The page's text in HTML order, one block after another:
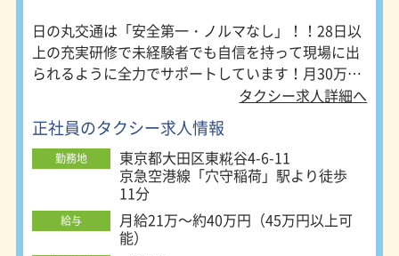
橋営業所／板橋区 ※国際自動車株式
会社（T2） 都営三田線「志村三丁目
駅」より徒歩5分 無料シャトルバス運
行有 5）吉祥寺営業所／武蔵野市 ※国
際自動車株式会社（T2） JR各線、京
王井の頭線「吉祥寺駅」より徒歩5分
6）三鷹営業所／三鷹市 ※国際自動車
りバス10分 無料シャトルバス運行有
7）世田谷営業所／世田谷区 ※国際自
動車株式会社（T2） 東急田園都市線
「桜新町駅」より徒歩5分 ★転勤な
し。 ★勤務地の希望を考慮します。
でも活躍できる環境が整っています。
kmグループが目指す「業界変革」の
柱となるのが「kmグループのホスピ
タリティ」の浸透であり、「ホスピタ
リティ」を実践していける人財を育成
業所／江東区 ※国際自動車株式会社
（T1） りんかい線「東雲駅」より徒
歩5分 無料シャトルバス運行有 2）羽
田営業所／大田区 ※国際自動車株式
会社（T1） 京急本線「平和島駅」よ
り徒歩15分 無料シャトルバス運行有
3）台東営業所／台東区 ※国際自動車
日の丸交通は「安全第一・ノルマなし」！！28日以
上の充実研修で未経験者でも自信を持って現場に出
られるように全力でサポートしています！月30万円
の給与保障もあり、自由に選べる乗務日数であなた
のライフスタイルに合わせて働けます。
タクシー求人詳細へ
正社員のタクシー求人情報
勤務地
東京都大田区東糀谷4-6-11
京急空港線「穴守稲荷」駅より徒歩
11分
給与
月給21万～約40万円（45万円以上可
能）